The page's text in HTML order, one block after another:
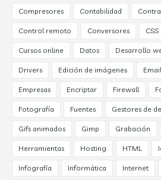
Compresores Contabilidad
Control remoto Conversores CSS
Cursos online Datos Desarrollo
Drivers Edición de imágenes
Empresas Encriptar Firewall
Fotografía Fuentes Gestores de
Gifs animados Gimp Grabación
Herramientas Hosting HTML
Infografía Informática Internet